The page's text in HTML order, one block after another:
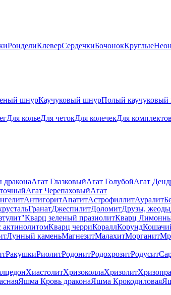
РонделиКлеверСердечкиБочонокКруглые
шнурКаучуковый шнурПолый
Для кольеДля четокДля колечекДля
Агат ГлазковыйАгат ГолубойАгат
Агат ЧерепаховыйАгат
АнтигоритАпатитАстрофиллитАуралит
ГранатДжеспилитДоломитДрузы, жеоды
Кварц зеленый празиолитКварц
актинолитомКварц черриКораллКорунд
Лунный каменьМагнезитМалахитМорганит
РакушкиРиолитРодонитРодохрозитРодусит
ХиастолитХризоколлаХризолит
Яшма Кровь драконаЯшма Крокодиловая